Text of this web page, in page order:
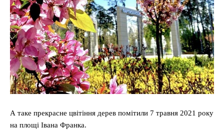
А таке прекрасне цвітіння дерев помітили 7 травня 2021 року
на площі Івана Франка.